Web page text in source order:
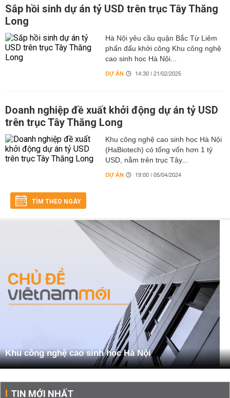
Sắp hồi sinh dự án tỷ USD trên trục Tây Thăng
Long
Hà Nội yêu cầu quận Bắc Từ Liêm
phấn đấu khởi công Khu công nghệ
cao sinh học Hà Nội...
DỰ ÁN 14:30 | 21/02/2025
Doanh nghiệp đề xuất khởi động dự án tỷ USD
trên trục Tây Thăng Long
Khu công nghệ cao sinh học Hà Nội
(HaBiotech) có tổng vốn hơn 1 tỷ
USD, nằm trên trục Tây...
DỰ ÁN 19:00 | 05/04/2024
TÌM THEO NGÀY
Khu công nghệ cao sinh học Hà Nội
TIN MỚI NHẤT